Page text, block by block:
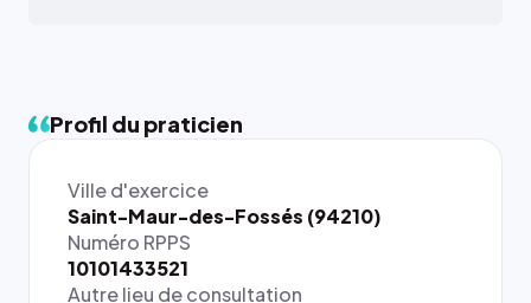
Profil du praticien
Ville d'exercice
Saint-Maur-des-Fossés (94210)
Numéro RPPS
10101433521
Autre lieu de consultation
{# 40×40
: la taille